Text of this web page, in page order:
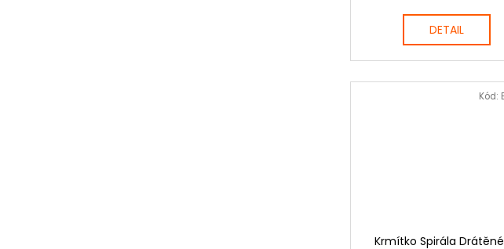
DETAIL
Krmítko Spirála
Kód: